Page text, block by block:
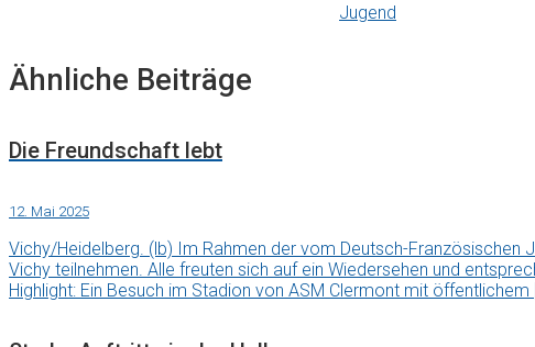
Jugend
Ähnliche Beiträge
Die Freundschaft lebt
12. Mai 2025
Vichy/Heidelberg. (lb) Im Rahmen der vom Deutsch-
Vichy teilnehmen. Alle freuten sich auf ein Wiedersehen und
Highlight: Ein Besuch im Stadion von ASM Clermont mit öffentlichem